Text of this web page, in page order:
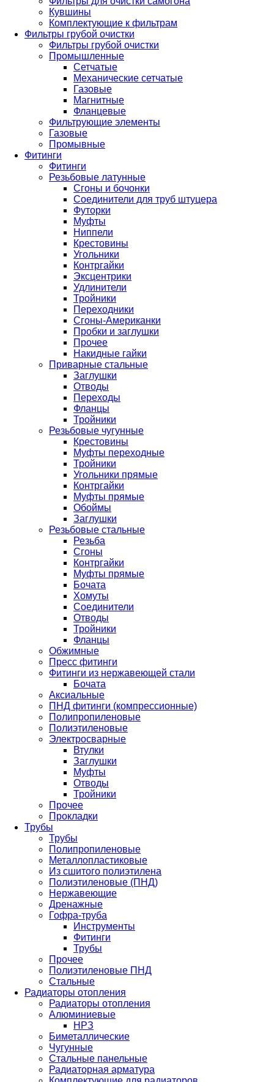
Кувшины
Комплектующие к фильтрам
Фильтры грубой очистки
Фильтры грубой очистки
Промышленные
Сетчатые
Механические сетчатые
Газовые
Магнитные
Фланцевые
Фильтрующие элементы
Газовые
Промывные
Фитинги
Фитинги
Резьбовые латунные
Сгоны и бочонки
Соединители для труб штуцера
Футорки
Муфты
Ниппели
Крестовины
Угольники
Контргайки
Эксцентрики
Удлинители
Тройники
Переходники
Сгоны-Американки
Пробки и заглушки
Прочее
Накидные гайки
Приварные стальные
Заглушки
Отводы
Переходы
Фланцы
Тройники
Резьбовые чугунные
Крестовины
Муфты переходные
Тройники
Угольники прямые
Контргайки
Муфты прямые
Обоймы
Заглушки
Резьбовые стальные
Резьба
Сгоны
Контргайки
Муфты прямые
Бочата
Хомуты
Соединители
Отводы
Тройники
Фланцы
Обжимные
Пресс фитинги
Фитинги из нержавеющей стали
Бочата
Аксиальные
ПНД фитинги (компрессионные)
Полипропиленовые
Полиэтиленовые
Электросварные
Втулки
Заглушки
Муфты
Отводы
Тройники
Прочее
Прокладки
Трубы
Трубы
Полипропиленовые
Металлопластиковые
Из сшитого полиэтилена
Полиэтиленовые (ПНД)
Нержавеющие
Дренажные
Гофра-труба
Инструменты
Фитинги
Трубы
Прочее
Полиэтиленовые ПНД
Стальные
Радиаторы отопления
Радиаторы отопления
Алюминиевые
НРЗ
Биметаллические
Чугунные
Стальные панельные
Радиаторная арматура